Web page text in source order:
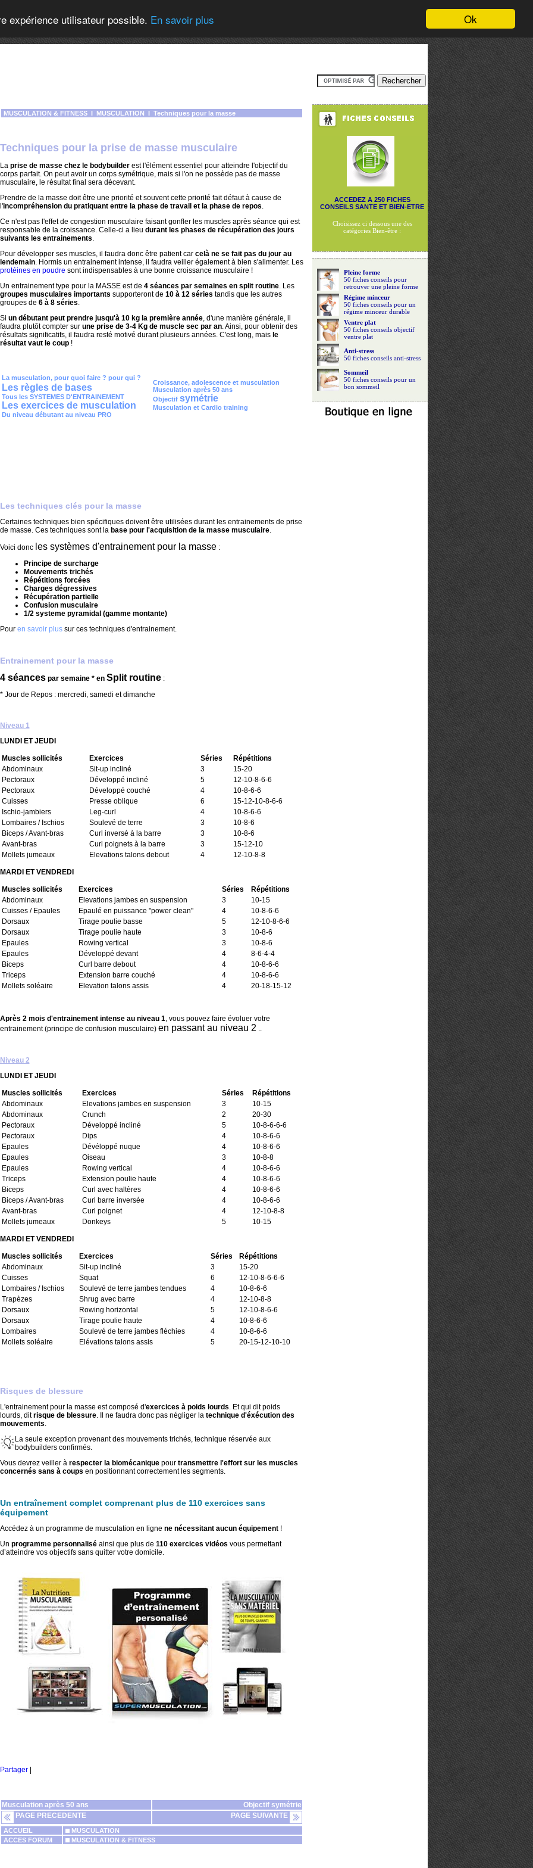
Ok
expérience utilisateur possible. En savoir plus
MUSCULATION & FITNESSI MUSCULATION I Techniques pour la masse
Techniques pour la prise de masse musculaire
La prise de masse chez le bodybuilderest l'élément essentiel pour atteindre l'objectif du
corps parfait. On peut avoir un corps symétrique, mais si l'on ne possède pas de masse
musculaire, le résultat final sera décevant.
Prendre de la masse doit être une priorité et souvent cette priorité fait défaut à cause de
l'incompréhension du pratiquant entre la phase de travail et la phase de repos.
Ce n'est pas l'effet de congestion musculaire faisant gonfler les muscles après séance qui est
responsable de la croissance. Celle-ci a lieu durant les phases de récupération des jours
suivants les entrainements.
Pour développer ses muscles, il faudra donc être patient car celà ne se fait pas du jour au
lendemain. Hormis un entrainement intense, il faudra veiller également à bien s'alimenter. Les
protéines en poudre sont indispensables à une bonne croissance musculaire !
Un entrainement type pour la MASSE est de 4 séances par semaines en split routine. Les
groupes musculaires importants supporteront de 10 à 12 séries tandis que les autres
groupes de 6 à 8 séries.
Si un débutant peut prendre jusqu'à 10 kg la première année, d'une manière générale, il
faudra plutôt compter sur une prise de 3-4 Kg de muscle sec par an. Ainsi, pour obtenir des
résultats significatifs, il faudra resté motivé durant plusieurs années. C'est long, mais le
résultat vaut le coup!
La musculation, pour quoi faire ? pour qui ?
Les règles de bases
Tous les SYSTEMES D'ENTRAINEMENT
Les exercices de musculation
Du niveau débutant au niveau PRO
Croissance, adolescence et musculation
Musculation après 50 ans
Objectif symétrie
Musculation et Cardio training
Les techniques clés pour la masse
Certaines techniques bien spécifiques doivent être utilisées durant les entrainements de prise
de masse. Ces techniques sont la base pour l'acquisition de la masse musculaire.
Voici donc les systèmes d'entrainement pour la masse:
Principe de surcharge
Mouvements trichés
Répétitions forcées
Charges dégressives
Récupération partielle
Confusion musculaire
1/2 systeme pyramidal (gamme montante)
Pour en savoir plussur ces techniques d'entrainement.
Entrainement pour la masse
4 séancespar semaine * en Split routine:
* Jour de Repos : mercredi, samedi et dimanche
Niveau 1
LUNDI ET JEUDI
Muscles sollicités Exercices Séries
Répétitions
Abdominaux
Sit-up incliné 3
15-20
Pectoraux
Développé incliné 5
12-10-8-6-6
Pectoraux
Développé couché 4
10-8-6-6
Cuisses
Presse oblique 6
15-12-10-8-6-6
Ischio-jambiers
Leg-curl 4
10-8-6-6
Lombaires / Ischios
Soulevé de terre 3
10-8-6
Biceps / Avant-bras
Curl inversé à la barre 3
10-8-6
Avant-bras
Curl poignets à la barre 3
15-12-10
Mollets jumeaux
Elevations talons debout 4 12-10-8-8
MARDI ET VENDREDI
Muscles sollicités Exercices Séries
Répétitions
Abdominaux
Elevations jambes en suspension 3
10-15
Cuisses / Epaules
Epaulé en puissance "power clean" 4
10-8-6-6
Dorsaux
Tirage poulie basse 5
12-10-8-6-6
Dorsaux
Tirage poulie haute 3
10-8-6
Epaules
Rowing vertical 3
10-8-6
Epaules
Développé devant 4
8-6-4-4
Biceps
Curl barre debout 4
10-8-6-6
Triceps
Extension barre couché 4
10-8-6-6
Mollets soléaire
Elevation talons assis 4 20-18-15-12
Après 2 mois d'entrainement intense au niveau 1, vous pouvez faire évoluer votre
entrainement (principe de confusion musculaire) en passant au niveau 2..
Niveau 2
LUNDI ET JEUDI
Muscles sollicités Exercices Séries
Répétitions
Abdominaux
Elevations jambes en suspension 3
10-15
Abdominaux
Crunch 2
20-30
Pectoraux
Développé incliné 5
10-8-6-6-6
Pectoraux
Dips 4
10-8-6-6
Epaules
Dévéloppé nuque 4
10-8-6-6
Epaules
Oiseau 3
10-8-8
Epaules
Rowing vertical 4
10-8-6-6
Triceps
Extension poulie haute 4
10-8-6-6
Biceps
Curl avec haltères 4
10-8-6-6
Biceps / Avant-bras
Curl barre inversée 4
10-8-6-6
Avant-bras
Curl poignet 4
12-10-8-8
Mollets jumeaux
Donkeys 5 10-15
MARDI ET VENDREDI
Muscles sollicités Exercices Séries
Répétitions
Abdominaux
Sit-up incliné 3
15-20
Cuisses
Squat 6
12-10-8-6-6-6
Lombaires / Ischios
Soulevé de terre jambes tendues 4
10-8-6-6
Trapèzes
Shrug avec barre 4
12-10-8-8
Dorsaux
Rowing horizontal 5
12-10-8-6-6
Dorsaux
Tirage poulie haute 4
10-8-6-6
Lombaires
Soulevé de terre jambes fléchies 4
10-8-6-6
Mollets soléaire
Elévations talons assis 5 20-15-12-10-10
Risques de blessure
L'entrainement pour la masse est composé d'exercices à poids lourds. Et qui dit poids
lourds, ditrisque de blessure. Il ne faudra donc pas négliger la technique d'éxécution des
mouvements.
La seule exception provenant des mouvements trichés, technique réservée aux
bodybuilders confirmés.
Vous devrez veiller à respecter la biomécaniquepour transmettre l'effort sur les muscles
concernés sans à coups en positionnant correctement les segments.
Un entraînement complet comprenant plus de 110 exercices sans
équipement
Accédez à un programme de musculation en ligne ne nécessitant aucun équipement!
Un programme personnaliséainsi que plus de 110 exercices vidéos vous permettant
d’atteindre vos objectifs sans quitter votre domicile.
Partager
Musculation après 50 ans
Objectif symétrie
PAGE PRECEDENTE
PAGE SUIVANTE
ACCUEIL
MUSCULATION
ACCES FORUM
MUSCULATION & FITNESS
ACCEDEZ A 250 FICHES
CONSEILS SANTE ET BIEN-ETRE
Choisissez ci dessous une des
catégories Bien-être :
Pleine forme
50 fiches conseils pour
retrouver une pleine forme
Régime minceur
50 fiches conseils pour un
régime minceur durable
Ventre plat
50 fiches conseils objectif
ventre plat
Anti-stress
50 fiches conseils anti-stress
Sommeil
50 fiches conseils pour un
bon sommeil